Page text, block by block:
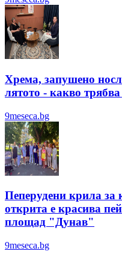
Хрема, запушено
лятотo - какво
9meseca.bg
Пеперудени крила за
открита е красива
площад "Дунав"
9meseca.bg